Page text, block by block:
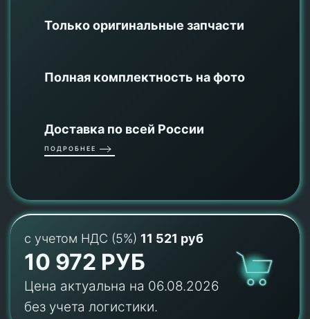
Только оригинальные запчасти
Полная комплектность на фото
Доставка по всей России
ПОДРОБНЕЕ
с учетом НДС (5%) 11 521 руб
10 972 РУБ
Цена актуальна на 06.08.2026
без учета логистики.